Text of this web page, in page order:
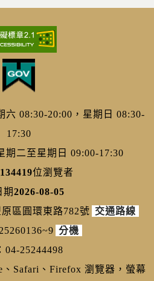
六 08:30-20:00，星期日 08:30-
17:30
期二至星期日 09:00-17:30
位瀏覽者
期2026-08-05
區圓環東路782號 交通路線
分機
04-25244498
、Safari、Firefox 瀏覽器，螢幕